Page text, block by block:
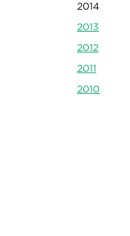
2014
2013
2012
2011
2010